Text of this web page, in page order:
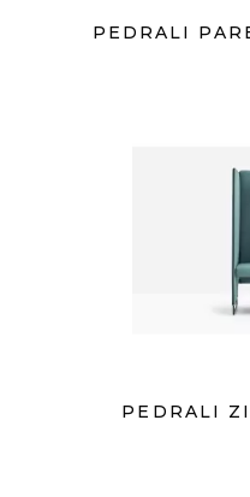
PEDRALI
PEDRALI